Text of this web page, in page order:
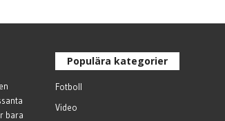
bara
Populära kategorier
Fotboll
Video